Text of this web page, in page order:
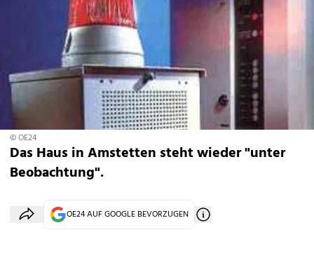
© OE24
Das Haus in Amstetten steht wieder "unter
Beobachtung".
OE24 AUF GOOGLE BEVORZUGEN